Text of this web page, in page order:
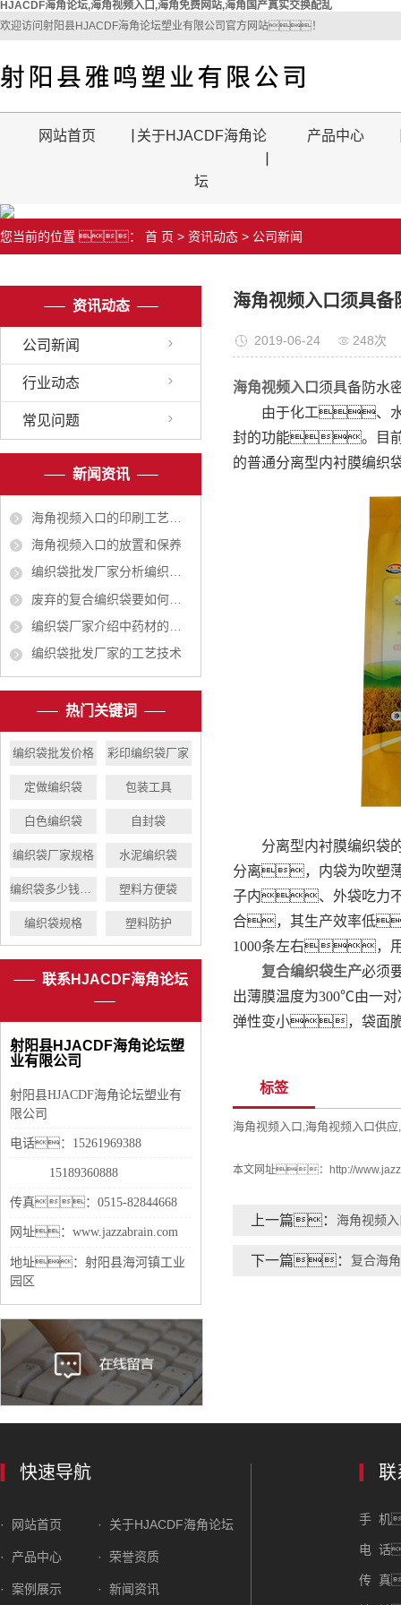
HJACDF海角论坛,海角视频入口,海角免费网站,海角国产真实交换配乱
欢迎访问射阳县HJACDF海角论坛塑业有限公司官方网站！
网站首页 关于HJACDF海角论
坛
产品中心
您当前的位置 ： 首 页 > 资讯动态 > 公司新闻
资讯动态
公司新闻
行业动态
常见问题
新闻资讯
海角视频入口的印刷工艺越来越广
海角视频入口的放置和保养
编织袋批发厂家分析编织袋对人体有无危害
废弃的复合编织袋要如何处理
编织袋厂家介绍中药材的包装有哪些作用？
编织袋批发厂家的工艺技术
热门关键词
编织袋批发价格 彩印编织袋厂家
定做编织袋 包装工具
白色编织袋 自封袋
编织袋厂家规格 水泥编织袋
塑料方便袋
编织袋规格 塑料防护
联系HJACDF海角论坛
射阳县HJACDF海角论坛塑
业有限公司
射阳县HJACDF海角论坛塑业有
限公司
电话：15261969388
15189360888
传真：0515-82844668
网址：www.jazzabrain.com
地址：射阳县海河镇工业
园区
海角视频入口须具备
2019-06-24 248次
海角视频入口 须具备防水
由于化工、水
封的功能。目前
的普通分离型内衬膜编
分离型内衬膜编织袋
分离，内袋为吹塑
子内、外袋吃力
合，其生产效率低
1000条左右，用
复合编织袋生产必须
出薄膜温度为300℃由一
弹性变小，袋面
标签
海角视频入口,海角视频入口供应,
本文网址： http://
上一篇： 海角视频
下一篇： 复合海
快速导航
· 网站首页 · 关于HJACDF海角论坛
· 产品中心 · 荣誉资质
· 案例展示 · 新闻资讯
联
手 机
电 话
传 真